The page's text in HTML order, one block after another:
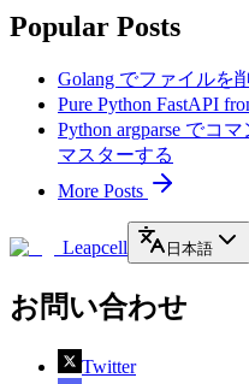
Popular Posts
Golang でファイルを
Pure Python FastAPI
Python argparse でコ
マスターする
More Posts
Leapcell 日本語
お問い合わせ
Twitter